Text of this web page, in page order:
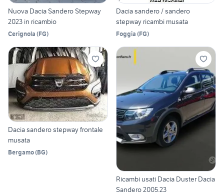
Nuova Dacia Sandero Stepway
2023 in ricambio
Cerignola (FG)
Dacia sandero / sandero
stepway ricambi musata
Foggia (FG)
Dacia sandero stepway frontale
musata
Bergamo(BG)
Ricambi usati Dacia Duster Dacia
Sandero 2005.23